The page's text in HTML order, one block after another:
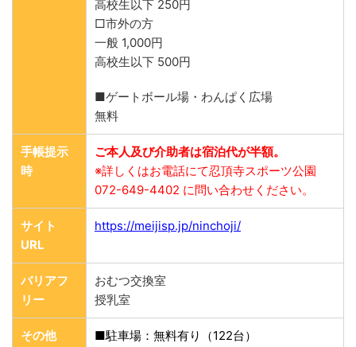
高校生以下 250円
□市外の方
一般 1,000円
高校生以下 500円
■ゲートボール場・わんぱく広場
無料
手帳提示
時
ご本人及び介助者は宿泊代が半額。
※詳しくはお電話にて忍頂寺スポーツ公園
072-649-4402 に問い合わせください。
サイト
URL
https://meijisp.jp/ninchoji/
バリアフ
リー
おむつ交換室
授乳室
その他 ■駐車場：無料有り（122台）